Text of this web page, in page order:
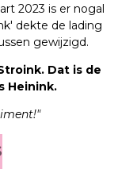
2023 is er nogal
dekte de lading
gewijzigd.
Dat is de
Heinink.